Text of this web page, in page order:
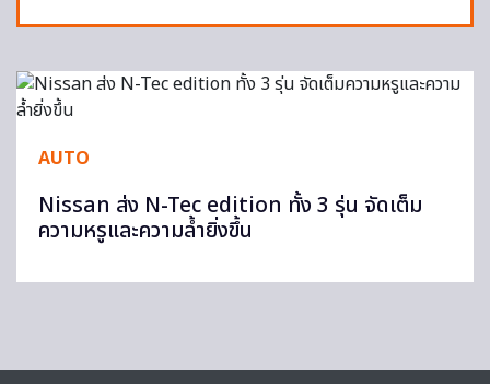
AUTO
Nissan ส่ง N-Tec edition ทั้ง 3 รุ่น จัดเต็ม
ความหรูและความล้ำยิ่งขึ้น